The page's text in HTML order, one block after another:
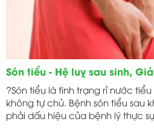
Són tiểu - Hệ luỵ sau sinh,
?Són tiểu là tình trạng rỉ nước
không tự chủ. Bệnh són tiểu sau
phải dấu hiệu của bệnh lý thực